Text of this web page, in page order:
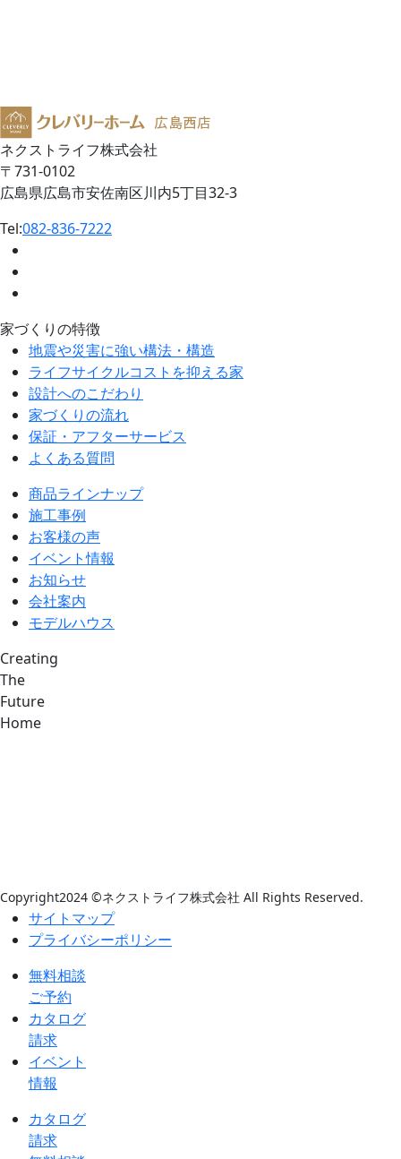
ネクストライフ株式会社
〒731-0102
広島県広島市安佐南区川内5丁目32-3
Tel:082-836-7222
家づくりの特徴
地震や災害に強い構法・構造
ライフサイクルコストを抑える家
設計へのこだわり
家づくりの流れ
保証・アフターサービス
よくある質問
商品ラインナップ
施工事例
お客様の声
イベント情報
お知らせ
会社案内
モデルハウス
Creating
The
Future
Home
Copyright2024 ©ネクストライフ株式会社 All Rights Reserved.
サイトマップ
プライバシーポリシー
無料相談
ご予約
カタログ
請求
イベント
情報
カタログ
請求